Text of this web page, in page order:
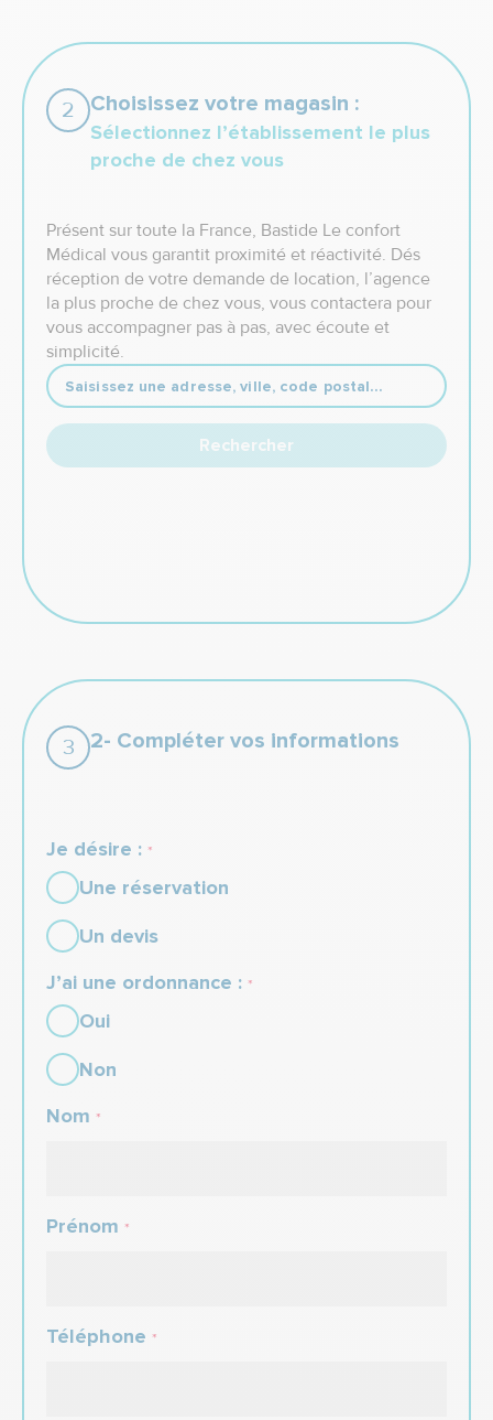
2 Choisissez votre magasin :
Sélectionnez l’établissement le plus
proche de chez vous
Présent sur toute la France, Bastide Le confort
Médical vous garantit proximité et réactivité. Dés
réception de votre demande de location, l’agence
la plus proche de chez vous, vous contactera pour
vous accompagner pas à pas, avec écoute et
simplicité.
Rechercher
3 2- Compléter vos informations
*
Je désire :
Une réservation
Un devis
*
J’ai une ordonnance :
Oui
Non
*
Nom
*
Prénom
*
Téléphone